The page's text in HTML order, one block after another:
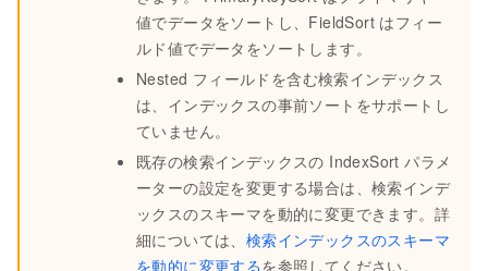
値でデータをソートし、FieldSort はフィー
ルド値でデータをソートします。
Nested フィールドを含む検索インデックス
は、インデックスの事前ソートをサポートし
ていません。
既存の検索インデックスの IndexSort パラメ
ーターの設定を変更する場合は、検索インデ
ックスのスキーマを動的に変更できます。詳
細については、 検索インデックスのスキーマ
を動的に変更するを参照してください。